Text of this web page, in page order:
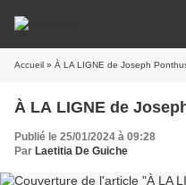
Accueil » À LA LIGNE de Joseph
À LA LIGNE de
Publié le 25/01/2024 à 09:28
Par Laetitia De Guiche